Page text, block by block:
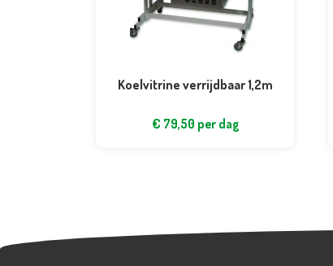
Koelvitrine verrijdbaar 1,2m
€ 79,50 per dag